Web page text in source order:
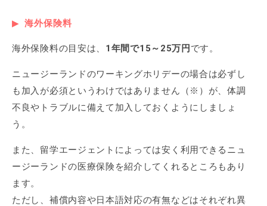
海外保険料
海外保険料の目安は、 1年間で15～25万円 です。
ニュージーランドのワーキングホリデーの場合は必ずし
も加入が必須というわけではありません（※）が、体調
不良やトラブルに備えて加入しておくようにしましょ
う。
また、留学エージェントによっては安く利用できるニュ
ージーランドの医療保険を紹介してくれるところもあり
ます。
ただし、補償内容や日本語対応の有無などはそれぞれ異